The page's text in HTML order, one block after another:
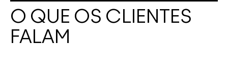
O QUE OS CLIENTES
FALAM